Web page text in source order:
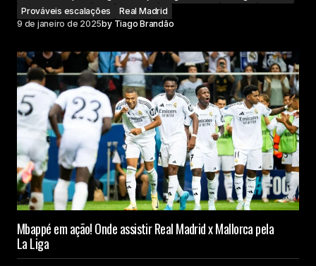
Prováveis escalações
Real Madrid
9 de janeiro de 2025by Tiago Brandão
Mbappé em ação! Onde assistir Real Madrid x Mallorca pela
La Liga